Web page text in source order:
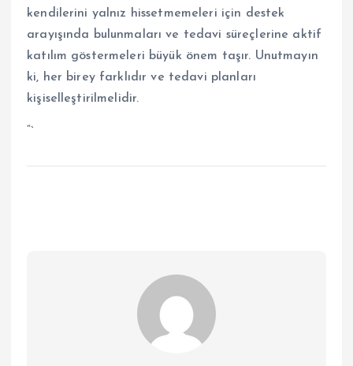
kendilerini yalnız hissetmemeleri için destek
arayışında bulunmaları ve tedavi süreçlerine aktif
katılım göstermeleri büyük önem taşır. Unutmayın
ki, her birey farklıdır ve tedavi planları
kişiselleştirilmelidir.
“`